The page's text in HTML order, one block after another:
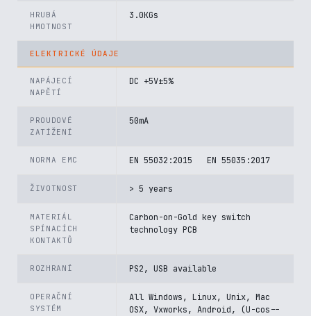
HRUBÁ
HMOTNOST
3.0KGs
ELEKTRICKÉ ÚDAJE
NAPÁJECÍ
NAPĚTÍ
DC +5V±5%
PROUDOVÉ
ZATÍŽENÍ
50mA
NORMA EMC EN 55032:2015 EN 55035:2017
ŽIVOTNOST > 5 years
MATERIÁL
SPÍNACÍCH
KONTAKTŮ
Carbon-on-Gold key switch
technology PCB
ROZHRANÍ PS2, USB available
OPERAČNÍ
SYSTÉM
All Windows, Linux, Unix, Mac
OSX, Vxworks, Android, (U-cos--